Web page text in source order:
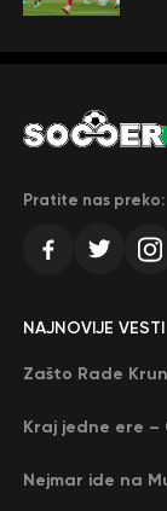
Pratite nas preko:
NAJNOVIJE VESTI